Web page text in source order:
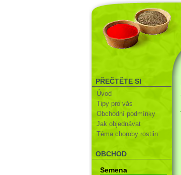
PŘEČTĚTE SI
Úvod
Tipy pro vás
Obchodní podmínky
Jak objednávat
Téma choroby rostlin
OBCHOD
Semena